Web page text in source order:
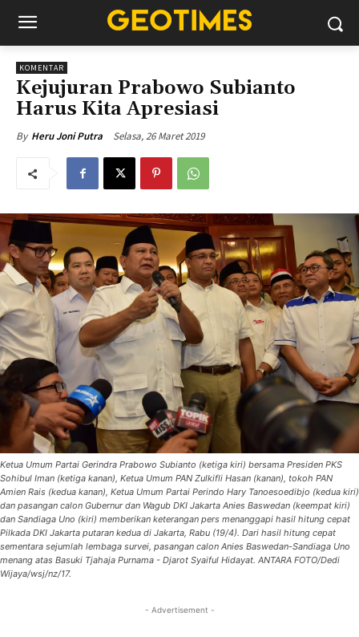
KOMENTAR
Kejujuran Prabowo Subianto
Harus Kita Apresiasi
By Heru Joni Putra Selasa, 26 Maret 2019
Ketua Umum Partai Gerindra Prabowo Subianto (ketiga kiri) bersama Presiden PKS
Sohibul Iman (ketiga kanan), Ketua Umum PAN Zulkifli Hasan (kanan), tokoh PAN
Amien Rais (kedua kanan), Ketua Umum Partai Perindo Hary Tanoesoedibjo (kedua kiri)
dan pasangan calon Gubernur dan Wagub DKI Jakarta Anies Baswedan (keempat kiri)
dan Sandiaga Uno (kiri) memberikan keterangan pers menanggapi hasil hitung cepat
Pilkada DKI Jakarta putaran kedua di Jakarta, Rabu (19/4). Dari hasil hitung cepat
sementara sejumlah lembaga survei, pasangan calon Anies Baswedan-Sandiaga Uno
menang atas Basuki Tjahaja Purnama - Djarot Syaiful Hidayat. ANTARA FOTO/Dedi
Wijaya/wsj/nz/17.
- Advertisement -